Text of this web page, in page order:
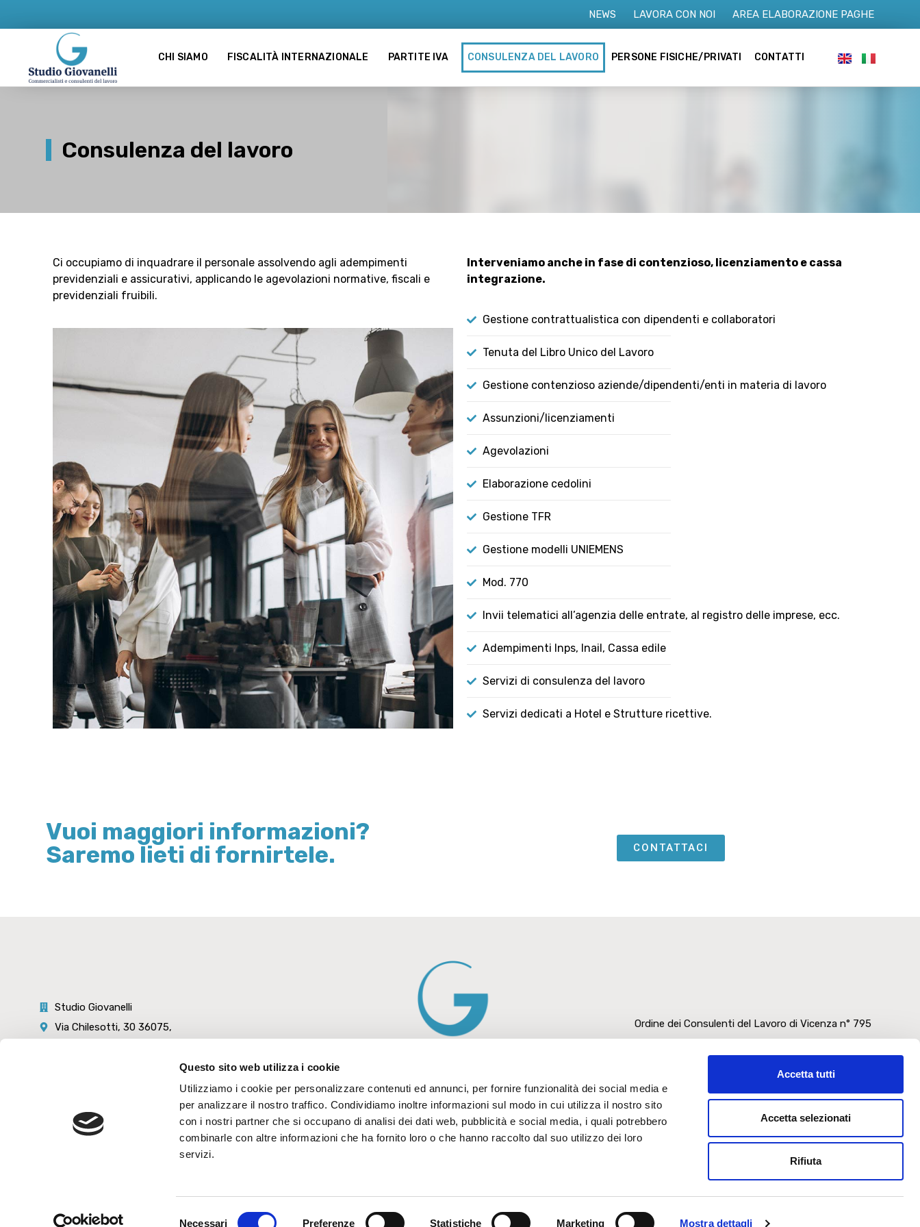
Questo sito web utilizza i cookie
Utilizziamo i cookie per personalizzare contenuti ed annunci, per fornire funzionalità dei social media e
per analizzare il nostro traffico. Condividiamo inoltre informazioni sul modo in cui utilizza il nostro sito
con i nostri partner che si occupano di analisi dei dati web, pubblicità e social media, i quali potrebbero
combinarle con altre informazioni che ha fornito loro o che hanno raccolto dal suo utilizzo dei loro
servizi.
Necessari Preferenze Statistiche Marketing Mostra dettagli
Accetta tutti
Accetta selezionati
Rifiuta
NEWS LAVORA CON NOI AREA ELABORAZIONE PAGHE
CHI SIAMO FISCALITÀ INTERNAZIONALE PARTITE IVA CONSULENZA DEL LAVORO PERSONE FISICHE/PRIVATI CONTATTI
Consulenza del lavoro
Ci occupiamo di inquadrare il personale assolvendo agli adempimenti
previdenziali e assicurativi, applicando le agevolazioni normative, fiscali e
previdenziali fruibili.
Interveniamo anche in fase di contenzioso, licenziamento e cassa
integrazione.
Gestione contrattualistica con dipendenti e collaboratori
Tenuta del Libro Unico del Lavoro
Gestione contenzioso aziende/dipendenti/enti in materia di lavoro
Assunzioni/licenziamenti
Agevolazioni
Elaborazione cedolini
Gestione TFR
Gestione modelli UNIEMENS
Mod. 770
Invii telematici all’agenzia delle entrate, al registro delle imprese, ecc.
Adempimenti Inps, Inail, Cassa edile
Servizi di consulenza del lavoro
Servizi dedicati a Hotel e Strutture ricettive.
Vuoi maggiori informazioni?
Saremo lieti di fornirtele.
CONTATTACI
Studio Giovanelli
Via Chilesotti, 30 36075,
giovanelli@studiogiovanelli.it
fabio.giovanelli@pec.commercialisti.it
P.IVA 00490530243
Codice SDI: USAL8PV
Commercialisti, revisori legali e consulenti del lavoro al
servizio del tuo business.
Ordine dei Consulenti del Lavoro di Vicenza n° 795
Vicenza n° 108 A
Albo dei Consulenti tecnici del Giudice n° 125
Registro Revisori Legali n° 28203